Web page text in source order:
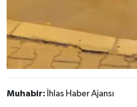
Muhabir: İhlas Haber Ajansı